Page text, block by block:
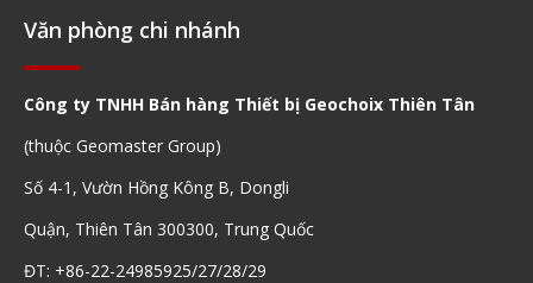
Văn phòng chi nhánh
Công ty TNHH Bán hàng Thiết bị Geochoix Thiên Tân
(thuộc Geomaster Group)
Số 4-1, Vườn Hồng Kông B, Dongli
Quận, Thiên Tân 300300, Trung Quốc
ĐT: +86-22-24985925/27/28/29